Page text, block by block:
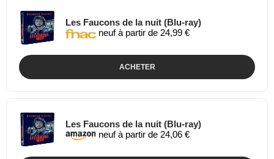
Les Faucons de la nuit (Blu-ray)
neuf à partir de 24,99 €
ACHETER
Les Faucons de la nuit (Blu-ray)
neuf à partir de 24,06 €